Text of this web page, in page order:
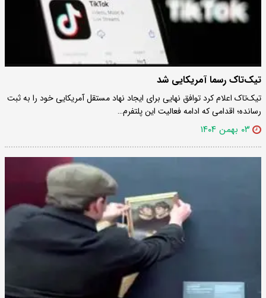
تیک‌تاک رسما آمریکایی شد
تیک‌تاک اعلام کرد توافق نهایی برای ایجاد نهاد مستقل آمریکایی خود را به ثبت
رسانده؛ اقدامی که ادامه فعالیت این پلتفرم…
۰۳ بهمن ۱۴۰۴